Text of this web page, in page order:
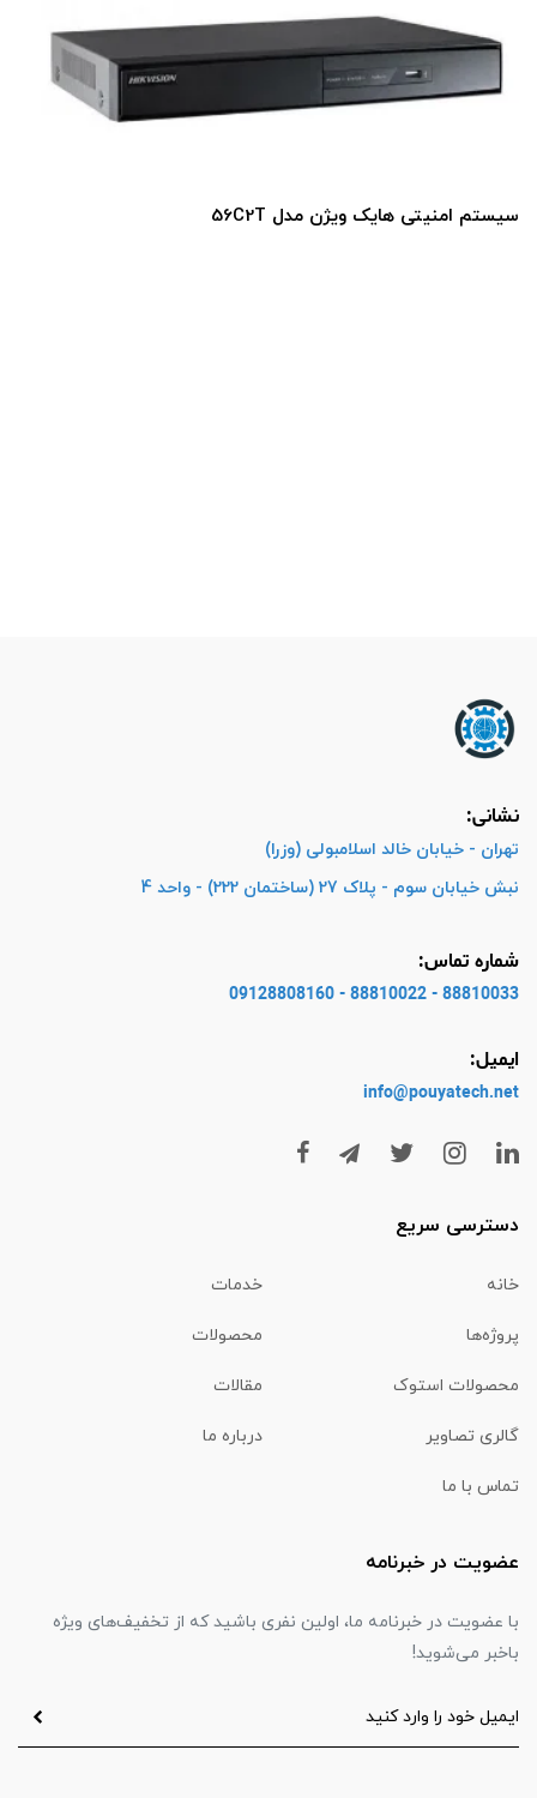
سیستم امنیتی هایک ویژن مدل 56C2T
نشانی:
تهران - خیابان خالد اسلامبولی (وزرا)
نبش خیابان سوم - پلاک 27 (ساختمان 222) - واحد 4
شماره تماس:
88810033 - 88810022 - 09128808160
ایمیل:
info@pouyatech.net
دسترسی سریع
خانه خدمات
پروژه‌ها محصولات
محصولات استوک مقالات
گالری تصاویر درباره ما
تماس با ما
عضویت در خبرنامه
با عضویت در خبرنامه ما، اولین نفری باشید که از تخفیف‌های ویژه
باخبر می‌شوید!